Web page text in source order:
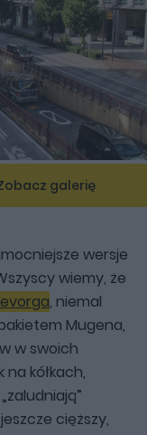
galerię
wersje
wiemy, że
, niemal
Mugena,
w swoich
kółkach,
cięższy,